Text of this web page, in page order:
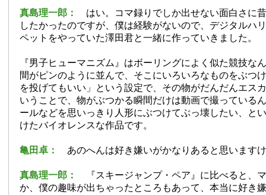
真島理一郎： はい。コマ録りでしか出せない面白さに
したかったのですが、僕は経験がないので、デジタルハ
ペットをやっていた澤田君と一緒に作っていきました。
『男子ヒューマニズム』はボーリングによく似た競技な
間がピンのように並んで、そこにいろいろなものをぶつ
を投げてもいい」という設定で、その物がだんだんエス
いうことで、物がぶつかる瞬間だけは動画で撮っている
ールなどを思いっきり人形にぶつけてぶっ壊したい、と
けたバイオレンスな作品です。
亀田卓： あのへんは好き嫌いがかなりあると思います
真島理一郎：
『スキージャンプ・ペア』に比べると、
か、僕の趣味が出ちゃったところもあって、本当に好き